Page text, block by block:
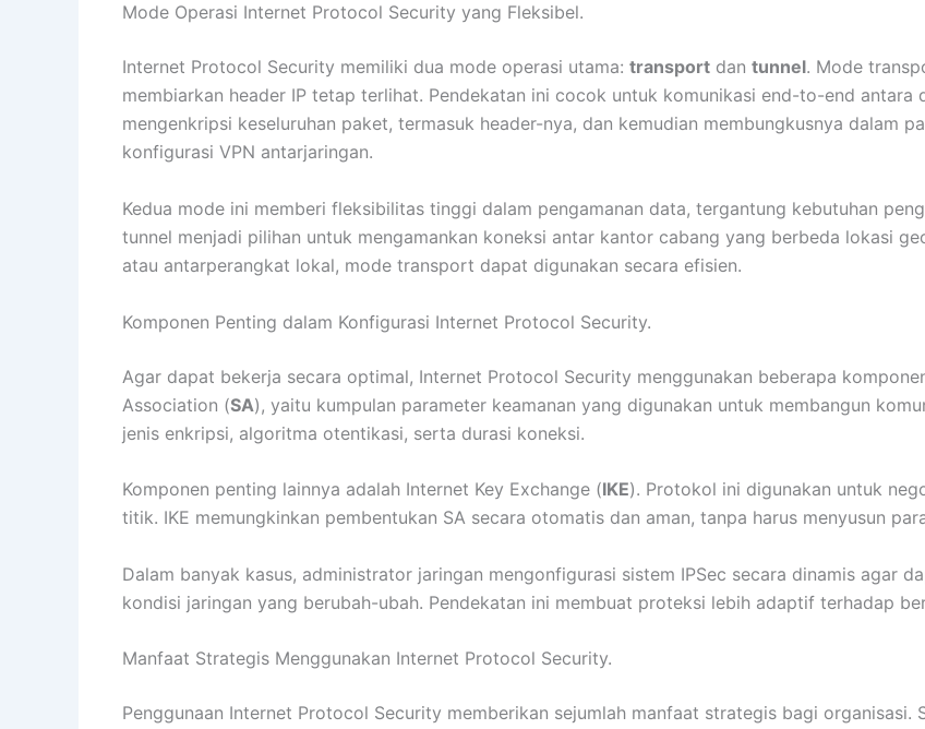
Mode Operasi Internet Protocol Security yang Fleksibel.
Internet Protocol Security memiliki dua mode operasi utama: transport dan tunnel. Mode
membiarkan header IP tetap terlihat. Pendekatan ini cocok untuk komunikasi end-to-end antara
mengenkripsi keseluruhan paket, termasuk header-nya, dan kemudian membungkusnya dalam
konfigurasi VPN antarjaringan.
Kedua mode ini memberi fleksibilitas tinggi dalam pengamanan data, tergantung kebutuhan
tunnel menjadi pilihan untuk mengamankan koneksi antar kantor cabang yang berbeda lokasi
atau antarperangkat lokal, mode transport dapat digunakan secara efisien.
Komponen Penting dalam Konfigurasi Internet Protocol Security.
Agar dapat bekerja secara optimal, Internet Protocol Security menggunakan beberapa
Association (SA), yaitu kumpulan parameter keamanan yang digunakan untuk membangun
jenis enkripsi, algoritma otentikasi, serta durasi koneksi.
Komponen penting lainnya adalah Internet Key Exchange (IKE). Protokol ini digunakan untuk
titik. IKE memungkinkan pembentukan SA secara otomatis dan aman, tanpa harus menyusun
Dalam banyak kasus, administrator jaringan mengonfigurasi sistem IPSec secara dinamis agar
kondisi jaringan yang berubah-ubah. Pendekatan ini membuat proteksi lebih adaptif terhadap
Manfaat Strategis Menggunakan Internet Protocol Security.
Penggunaan Internet Protocol Security memberikan sejumlah manfaat strategis bagi organisasi.